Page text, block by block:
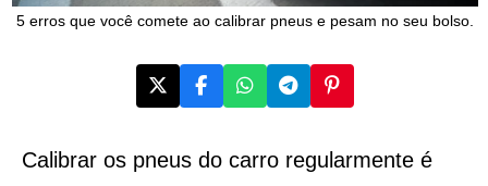
5 erros que você comete ao calibrar pneus e pesam no seu bolso.
Calibrar os pneus do carro regularmente é